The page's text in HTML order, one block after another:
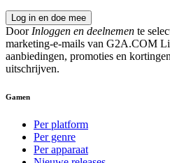
Log in en doe mee
DoorInloggen en deelnemen te
marketing-e-mails van G2A.COM
aanbiedingen, promoties en
uitschrijven.
Gamen
Per platform
Per genre
Per apparaat